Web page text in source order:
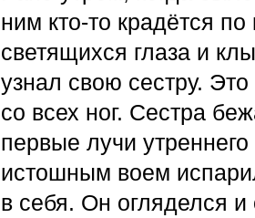
ним кто-то крадётся
светящихся глаза и
узнал свою сестру.
со всех ног. Сестра
первые лучи
истошным воем
в себя. Он огляделся